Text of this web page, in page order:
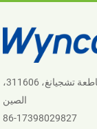
رقم 10 طريق فنغ، مدينة شيايا، مدينة جيانده، مقاطعة تشجيانغ، 311606،
الصين
86-17398029827